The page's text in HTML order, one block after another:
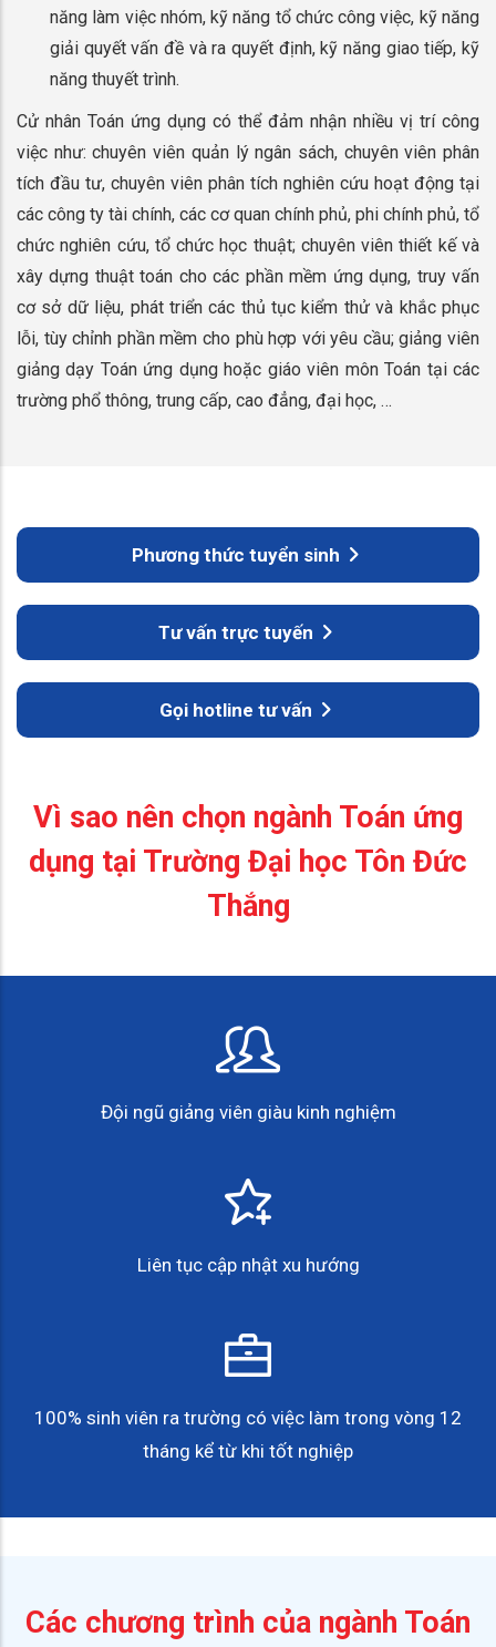
năng làm việc nhóm, kỹ năng tổ chức công việc, kỹ năng
giải quyết vấn đề và ra quyết định, kỹ năng giao tiếp, kỹ
năng thuyết trình.
Cử nhân Toán ứng dụng có thể đảm nhận nhiều vị trí công
việc như: chuyên viên quản lý ngân sách, chuyên viên phân
tích đầu tư, chuyên viên phân tích nghiên cứu hoạt động tại
các công ty tài chính, các cơ quan chính phủ, phi chính phủ, tổ
chức nghiên cứu, tổ chức học thuật; chuyên viên thiết kế và
xây dựng thuật toán cho các phần mềm ứng dụng, truy vấn
cơ sở dữ liệu, phát triển các thủ tục kiểm thử và khắc phục
lỗi, tùy chỉnh phần mềm cho phù hợp với yêu cầu; giảng viên
giảng dạy Toán ứng dụng hoặc giáo viên môn Toán tại các
trường phổ thông, trung cấp, cao đẳng, đại học, …
Phương thức tuyển sinh
Tư vấn trực tuyến
Gọi hotline tư vấn
Vì sao nên chọn ngành Toán ứng
dụng tại Trường Đại học Tôn Đức
Thắng
Đội ngũ giảng viên giàu kinh nghiệm
Liên tục cập nhật xu hướng
100% sinh viên ra trường có việc làm trong vòng 12
tháng kể từ khi tốt nghiệp
Các chương trình của ngành Toán